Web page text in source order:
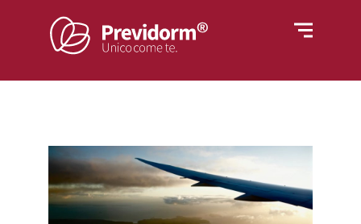
Home
Materassi
Rivestimenti
Cuscini e guanciali
Azienda